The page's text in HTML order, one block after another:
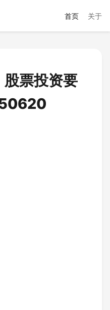
首页 关于
股票投资要